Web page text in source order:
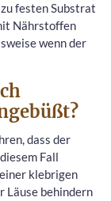
festen Substrat
Nährstoffen
wenn der
dass der
Fall
klebrigen
Läuse behindern